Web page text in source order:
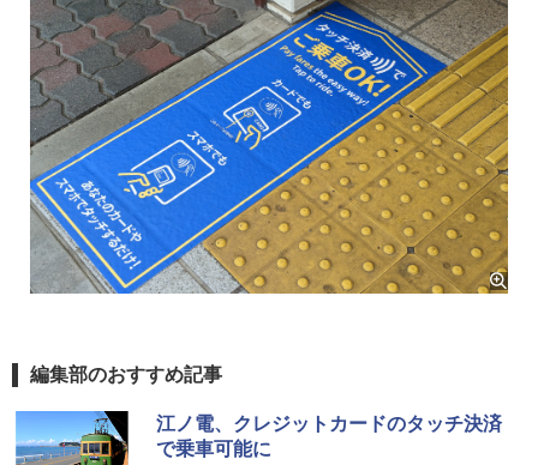
編集部のおすすめ記事
江ノ電、クレジットカードのタッチ決済
で乗車可能に